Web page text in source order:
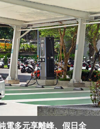
電多元享離峰、假日全